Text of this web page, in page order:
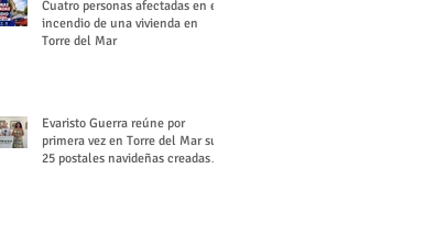
Cuatro personas afectadas en el
incendio de una vivienda en
Torre del Mar
Evaristo Guerra reúne por
primera vez en Torre del Mar sus
25 postales navideñas creadas